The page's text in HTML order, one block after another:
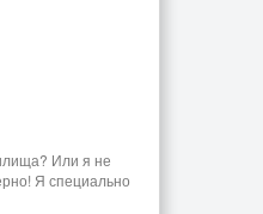
Или я не
Я специально